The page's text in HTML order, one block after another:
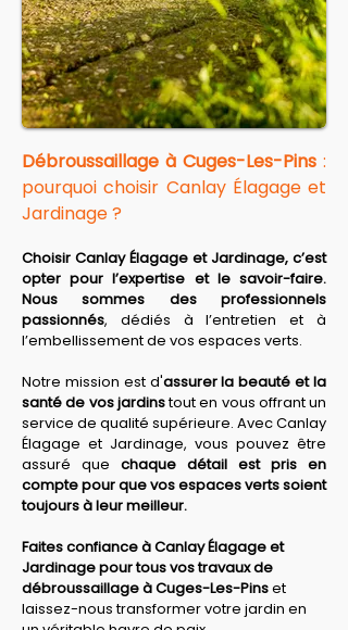
Débroussaillage à Cuges-Les-Pins :
pourquoi choisir Canlay Élagage et
Jardinage ?
Choisir Canlay Élagage et Jardinage, c’est
opter pour l’expertise et le savoir-faire.
Nous sommes des professionnels
passionnés, dédiés à l’entretien et à
l’embellissement de vos espaces verts.
Notre mission est d'assurer la beauté et la
santé de vos jardins tout en vous offrant un
service de qualité supérieure. Avec Canlay
Élagage et Jardinage, vous pouvez être
assuré que chaque détail est pris en
compte pour que vos espaces verts soient
toujours à leur meilleur.
Faites confiance à Canlay Élagage et
Jardinage pour tous vos travaux de
débroussaillage à Cuges-Les-Pins et
laissez-nous transformer votre jardin en